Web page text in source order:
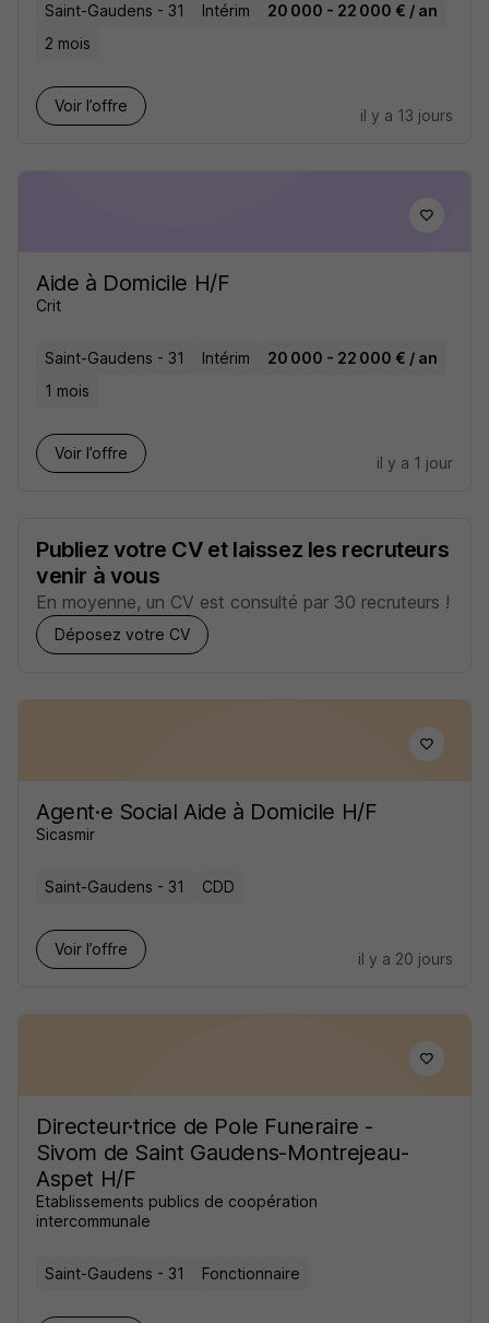
Saint-Gaudens - 31 Intérim
20 000 - 22 000 € / an
2 mois
Voir l’offre
il y a 13 jours
Aide à Domicile H/F
Crit
Saint-Gaudens - 31 Intérim
20 000 - 22 000 € / an
1 mois
Voir l’offre
il y a 1 jour
Publiez votre CV et laissez les recruteurs
venir à vous
En moyenne, un CV est consulté par 30 recruteurs !
Déposez votre CV
Agent·e Social Aide à Domicile H/F
Sicasmir
Saint-Gaudens - 31 CDD
Voir l’offre
il y a 20 jours
Directeur·trice de Pole Funeraire -
Sivom de Saint Gaudens-Montrejeau-
Aspet H/F
Etablissements publics de coopération
intercommunale
Saint-Gaudens - 31 Fonctionnaire